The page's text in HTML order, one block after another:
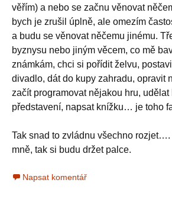
věřím) a nebo se začnu věnovat
bych je zrušil úplně, ale omezím
a budu se věnovat něčemu jinému.
byznysu nebo jiným věcem, co mě
známkám, chci si pořídit želvu,
divadlo, dát do kupy zahradu, opravit
začít programovat nějakou hru,
představení, napsat knížku… je toho
Tak snad to zvládnu všechno
mně, tak si budu držet palce.
Napsat komentář